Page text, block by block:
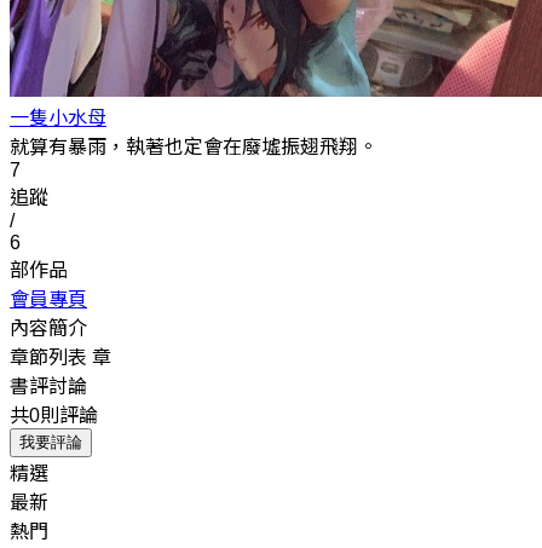
一隻小水母
就算有暴雨，執著也定會在廢墟振翅飛翔。
7
追蹤
/
6
部作品
會員專頁
內容簡介
章節列表 章
書評討論
共0則評論
我要評論
精選
最新
熱門